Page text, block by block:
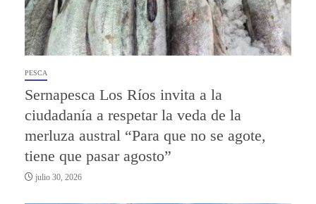
PESCA
Sernapesca Los Ríos invita a la
ciudadanía a respetar la veda de la
merluza austral “Para que no se agote,
tiene que pasar agosto”
julio 30, 2026